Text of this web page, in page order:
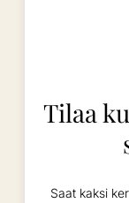
Tilaa
Saat kaksi